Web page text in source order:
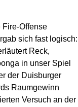
Fire-Offense
sich fast logisch:
Reck,
in unser Spiel
der Duisburger
Raumgewinn
Versuch an der